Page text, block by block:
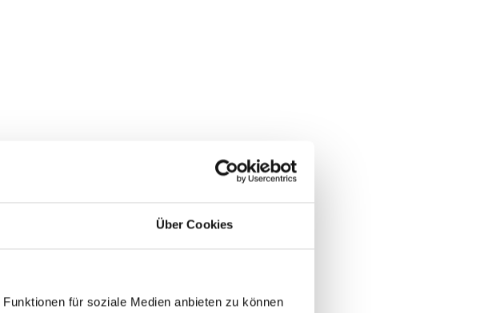
Über Cookies
für soziale Medien anbieten zu können